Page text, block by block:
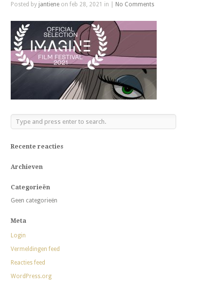
Posted by jantieneon feb 28, 2021 in | No Comments
Recente reacties
Archieven
Categorieën
Geen categorieën
Meta
Login
Vermeldingen feed
Reacties feed
WordPress.org